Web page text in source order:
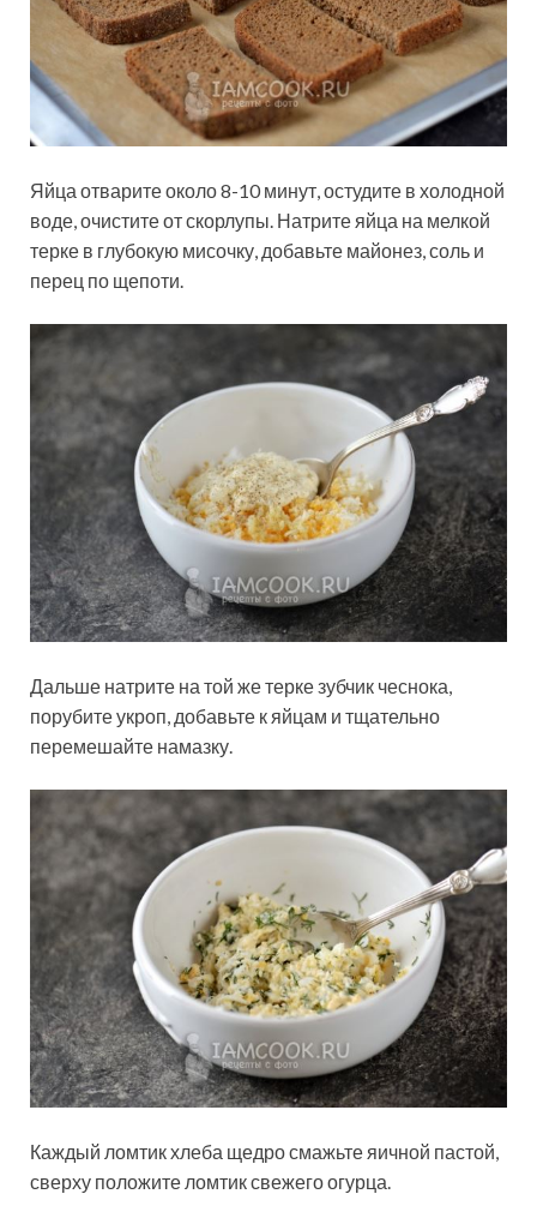
Яйца отварите около 8-10 минут, остудите в холодной
воде, очистите от скорлупы. Натрите яйца на мелкой
терке в глубокую мисочку, добавьте майонез, соль и
перец по щепоти.
Дальше натрите на той же терке зубчик чеснока,
порубите укроп, добавьте к яйцам и тщательно
перемешайте намазку.
Каждый ломтик хлеба щедро смажьте яичной пастой,
сверху положите ломтик свежего огурца.